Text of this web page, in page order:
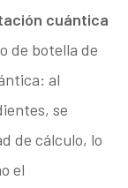
cuántica
de botella de
al
se
de cálculo, lo
el